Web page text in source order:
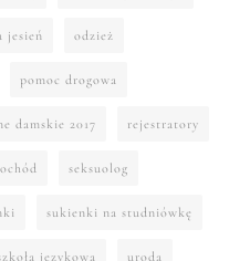
jesień odzież
pomoc drogowa
damskie 2017 rejestratory
seksuolog
sukienki na studniówkę
językowa uroda